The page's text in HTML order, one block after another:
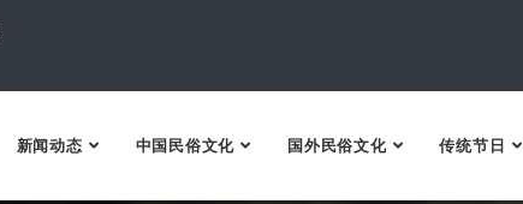
新闻动态 中国民俗文化 国外民俗文化 传统节日